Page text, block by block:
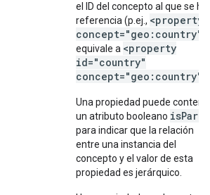
el ID del concepto al que se
referencia (p.ej., <property
concept="geo:country"/
equivale a <property
id="country"
concept="geo:country"/
Una propiedad puede
un atributo booleano
para indicar que la relación
entre una instancia del
concepto y el valor de esta
propiedad es jerárquico.